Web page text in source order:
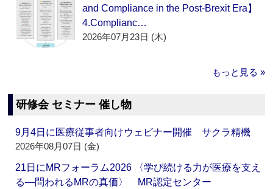
and Compliance in the Post-Brexit Era】
4.Complianc…
2026年07月23日 (木)
もっと見る »
研修会 セミナー 催し物
9月4日に医療従事者向けウェビナー開催 サクラ精機
2026年08月07日 (金)
21日にMRフォーラム2026 〈学び続ける力が医療を支え
る―問われるMRの真価〉 MR認定センター